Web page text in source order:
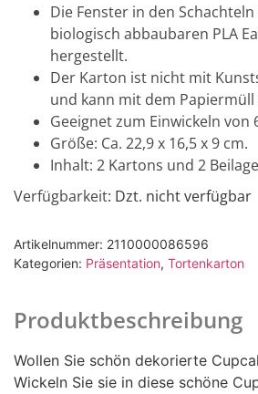
Die Fenster in den
biologisch abbaubaren PLA
hergestellt.
Der Karton ist nicht mit
und kann mit dem
Geeignet zum Einwickeln von
Größe: Ca. 22,9 x 16,5 x 9 cm.
Inhalt: 2 Kartons und 2
Verfügbarkeit: Dzt. nicht verfügbar
Artikelnummer: 2110000086596
Kategorien: Präsentation, Tortenkarton
Produktbeschreibung
Wollen Sie schön dekorierte
Wickeln Sie sie in diese schöne